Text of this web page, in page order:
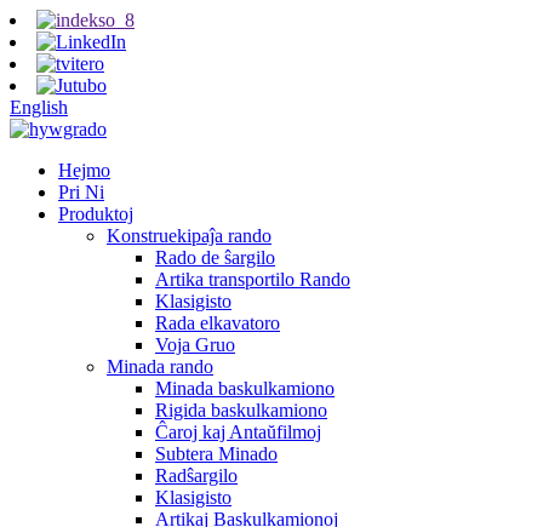
English
Hejmo
Pri Ni
Produktoj
Konstruekipaĵa rando
Rado de ŝargilo
Artika transportilo Rando
Klasigisto
Rada elkavatoro
Voja Gruo
Minada rando
Minada baskulkamiono
Rigida baskulkamiono
Ĉaroj kaj Antaŭfilmoj
Subtera Minado
Radŝargilo
Klasigisto
Artikaj Baskulkamionoj